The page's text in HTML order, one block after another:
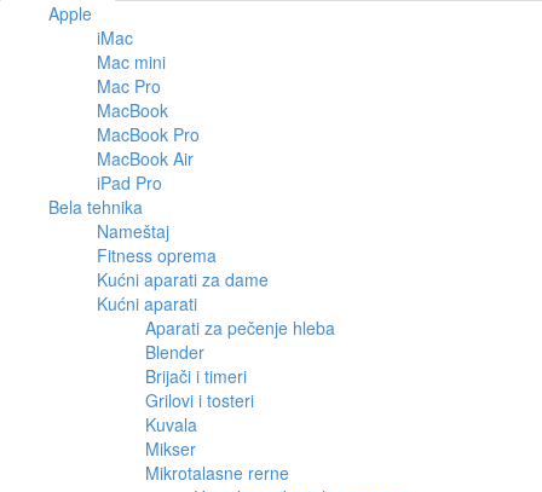
Apple
iMac
Mac mini
Mac Pro
MacBook
MacBook Pro
MacBook Air
iPad Pro
Bela tehnika
Nameštaj
Fitness oprema
Kućni aparati za dame
Kućni aparati
Aparati za pečenje hleba
Blender
Brijači i timeri
Grilovi i tosteri
Kuvala
Mikser
Mikrotalasne rerne